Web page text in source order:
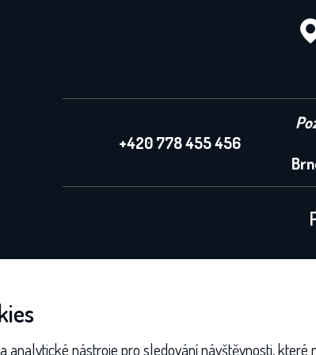
+420 778 455 456
analytické nástroje pro sledování návštěvnosti,